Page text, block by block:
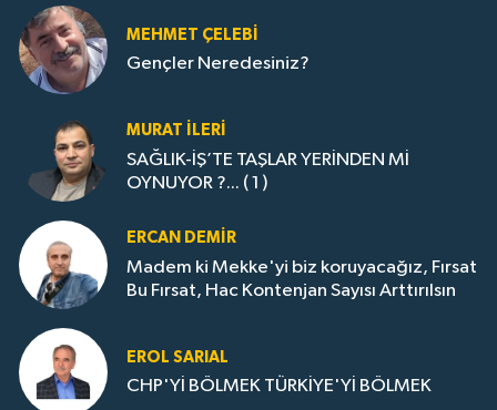
MEHMET ÇELEBI
Gençler Neredesiniz?
MURAT İLERI
SAĞLIK-İŞ’TE TAŞLAR YERİNDEN Mİ
OYNUYOR ?... ( 1 )
ERCAN DEMIR
Madem ki Mekke'yi biz koruyacağız, Fırsat
Bu Fırsat, Hac Kontenjan Sayısı Arttırılsın
EROL SARIAL
CHP'Yİ BÖLMEK TÜRKİYE'Yİ BÖLMEK